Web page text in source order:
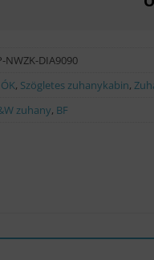
NWZK-DIA9090
, Szögletes zuhanykabin,
zuhany, BF